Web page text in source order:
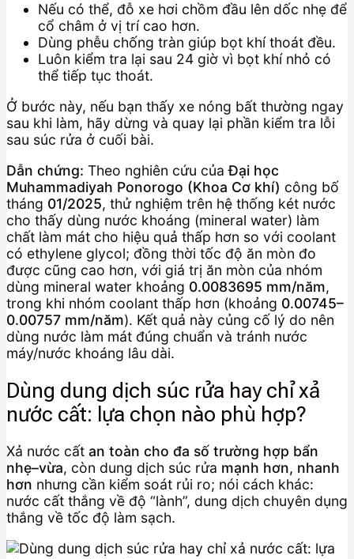
Nếu có thể, đỗ xe hơi chồm đầu lên dốc nhẹ để
cổ châm ở vị trí cao hơn.
Dùng phễu chống tràn giúp bọt khí thoát đều.
Luôn kiểm tra lại sau 24 giờ vì bọt khí nhỏ có
thể tiếp tục thoát.
Ở bước này, nếu bạn thấy xe nóng bất thường ngay
sau khi làm, hãy dừng và quay lại phần kiểm tra lỗi
sau súc rửa ở cuối bài.
Dẫn chứng: Theo nghiên cứu củaĐại học
Muhammadiyah Ponorogo (Khoa Cơ khí) công bố
tháng 01/2025, thử nghiệm trên hệ thống két nước
cho thấy dùng nước khoáng (mineral water) làm
chất làm mát cho hiệu quả thấp hơn so với coolant
có ethylene glycol; đồng thời tốc độ ăn mòn đo
được cũng cao hơn, với giá trị ăn mòn của nhóm
dùng mineral water khoảng 0.0083695 mm/năm,
trong khi nhóm coolant thấp hơn (khoảng 0.00745–
0.00757 mm/năm). Kết quả này củng cố lý do nên
dùng nước làm mát đúng chuẩn và tránh nước
máy/nước khoáng lâu dài.
Dùng dung dịch súc rửa hay chỉ xả
nước cất: lựa chọn nào phù hợp?
Xả nước cất an toàn cho đa số trường hợp bẩn
nhẹ–vừa, còn dung dịch súc rửa mạnh hơn, nhanh
hơn nhưng cần kiểm soát rủi ro; nói cách khác:
nước cất thắng về độ “lành”, dung dịch chuyên dụng
thắng về tốc độ làm sạch.